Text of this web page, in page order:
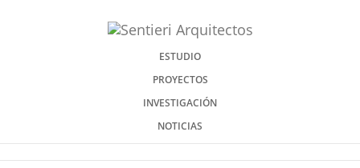
ESTUDIO
PROYECTOS
INVESTIGACIÓN
NOTICIAS